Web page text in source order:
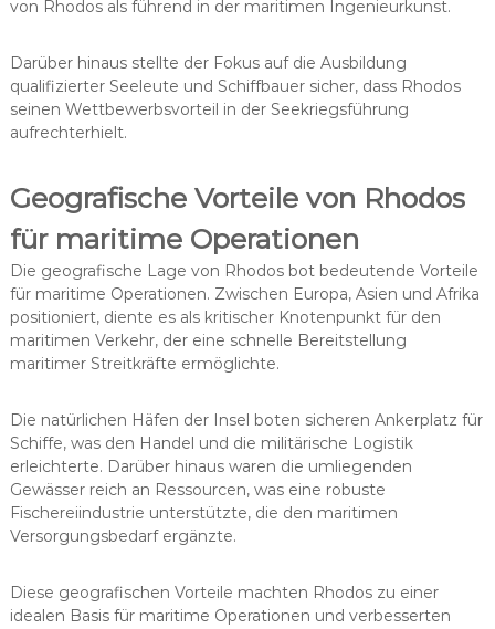
von Rhodos als führend in der maritimen Ingenieurkunst.
Darüber hinaus stellte der Fokus auf die Ausbildung
qualifizierter Seeleute und Schiffbauer sicher, dass Rhodos
seinen Wettbewerbsvorteil in der Seekriegsführung
aufrechterhielt.
Geografische Vorteile von Rhodos
für maritime Operationen
Die geografische Lage von Rhodos bot bedeutende Vorteile
für maritime Operationen. Zwischen Europa, Asien und Afrika
positioniert, diente es als kritischer Knotenpunkt für den
maritimen Verkehr, der eine schnelle Bereitstellung
maritimer Streitkräfte ermöglichte.
Die natürlichen Häfen der Insel boten sicheren Ankerplatz für
Schiffe, was den Handel und die militärische Logistik
erleichterte. Darüber hinaus waren die umliegenden
Gewässer reich an Ressourcen, was eine robuste
Fischereiindustrie unterstützte, die den maritimen
Versorgungsbedarf ergänzte.
Diese geografischen Vorteile machten Rhodos zu einer
idealen Basis für maritime Operationen und verbesserten